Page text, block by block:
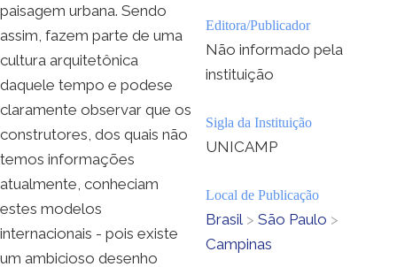
paisagem urbana. Sendo
assim, fazem parte de uma
cultura arquitetônica
daquele tempo e podese
claramente observar que os
construtores, dos quais não
temos informações
atualmente, conheciam
estes modelos
internacionais - pois existe
um ambicioso desenho
Editora/Publicador
Não informado pela
instituição
Sigla da Instituição
UNICAMP
Local de Publicação
Brasil > São Paulo >
Campinas